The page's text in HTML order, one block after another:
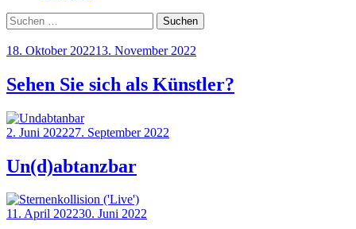
Suchen
nach:
18. Oktober 202213. November 2022
Sehen Sie sich als Künstler?
2. Juni 202227. September 2022
Un(d)abtanzbar
11. April 202230. Juni 2022